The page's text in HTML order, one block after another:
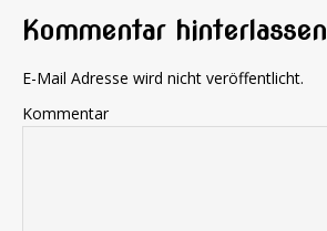
Kommentar hinterlassen
E-Mail Adresse wird nicht veröffentlicht.
Kommentar